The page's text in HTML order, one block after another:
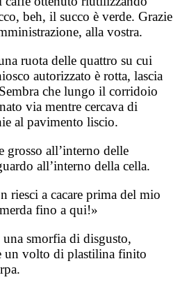
beh, il succo è verde. Grazie
alla vostra.
ruota delle quattro su cui
autorizzato è rotta, lascia
che lungo il corridoio
via mentre cercava di
al pavimento liscio.
grosso all’interno delle
all’interno della cella.
riesci a cacare prima del mio
fino a qui!»
smorfia di disgusto,
un volto di plastilina finito